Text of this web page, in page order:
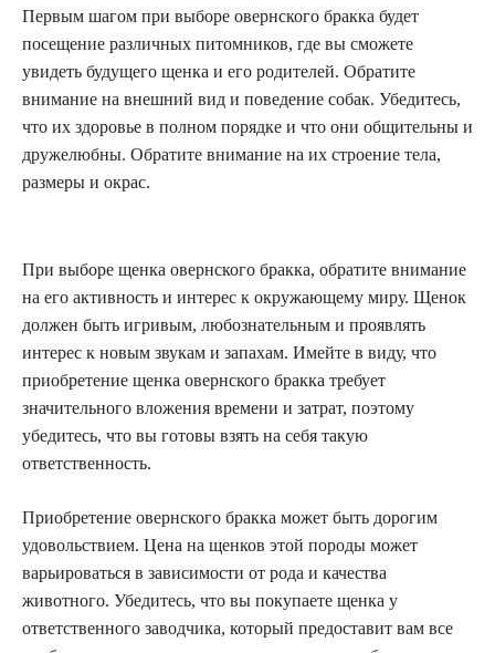
Первым шагом при выборе овернского бракка будет
посещение различных питомников, где вы сможете
увидеть будущего щенка и его родителей. Обратите
внимание на внешний вид и поведение собак. Убедитесь,
что их здоровье в полном порядке и что они общительны и
дружелюбны. Обратите внимание на их строение тела,
размеры и окрас.
При выборе щенка овернского бракка, обратите внимание
на его активность и интерес к окружающему миру. Щенок
должен быть игривым, любознательным и проявлять
интерес к новым звукам и запахам. Имейте в виду, что
приобретение щенка овернского бракка требует
значительного вложения времени и затрат, поэтому
убедитесь, что вы готовы взять на себя такую
ответственность.
Приобретение овернского бракка может быть дорогим
удовольствием. Цена на щенков этой породы может
варьироваться в зависимости от рода и качества
животного. Убедитесь, что вы покупаете щенка у
ответственного заводчика, который предоставит вам все